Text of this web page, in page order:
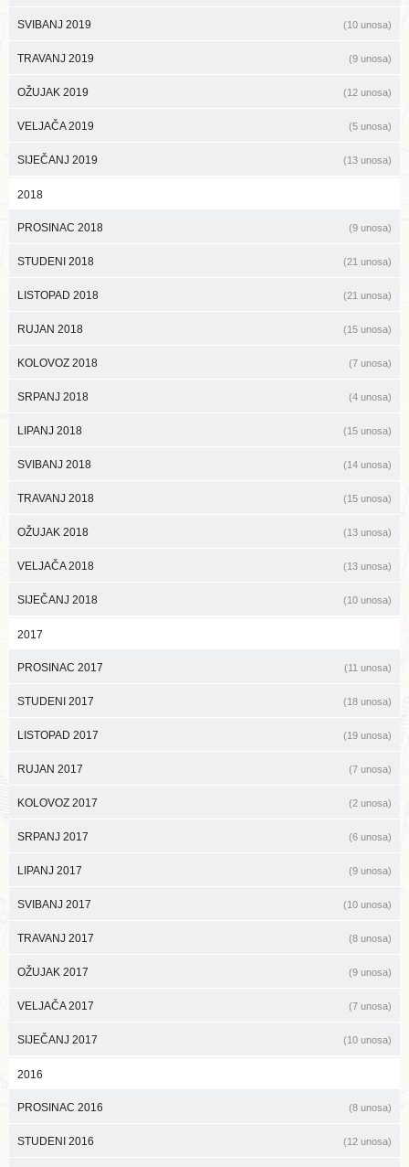
SVIBANJ 2019 (10 unosa)
TRAVANJ 2019 (9 unosa)
OŽUJAK 2019 (12 unosa)
VELJAČA 2019 (5 unosa)
SIJEČANJ 2019 (13 unosa)
2018
PROSINAC 2018 (9 unosa)
STUDENI 2018 (21 unosa)
LISTOPAD 2018 (21 unosa)
RUJAN 2018 (15 unosa)
KOLOVOZ 2018 (7 unosa)
SRPANJ 2018 (4 unosa)
LIPANJ 2018 (15 unosa)
SVIBANJ 2018 (14 unosa)
TRAVANJ 2018 (15 unosa)
OŽUJAK 2018 (13 unosa)
VELJAČA 2018 (13 unosa)
SIJEČANJ 2018 (10 unosa)
2017
PROSINAC 2017 (11 unosa)
STUDENI 2017 (18 unosa)
LISTOPAD 2017 (19 unosa)
RUJAN 2017 (7 unosa)
KOLOVOZ 2017 (2 unosa)
SRPANJ 2017 (6 unosa)
LIPANJ 2017 (9 unosa)
SVIBANJ 2017 (10 unosa)
TRAVANJ 2017 (8 unosa)
OŽUJAK 2017 (9 unosa)
VELJAČA 2017 (7 unosa)
SIJEČANJ 2017 (10 unosa)
2016
PROSINAC 2016 (8 unosa)
STUDENI 2016 (12 unosa)